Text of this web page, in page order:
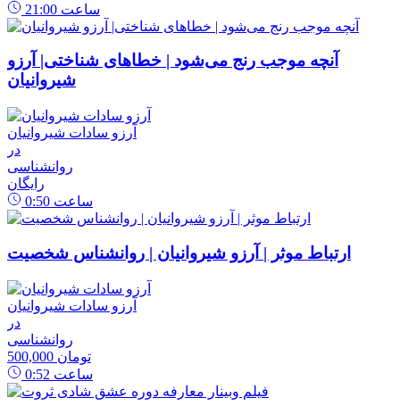
21:00 ساعت
آنچه موجب رنج می‌شود | خطاهای شناختی| آرزو
شیروانیان
آرزو سادات شیروانیان
در
روانشناسی
رایگان
0:50 ساعت
ارتباط موثر | آرزو شیروانیان | روانشناس شخصیت
آرزو سادات شیروانیان
در
روانشناسی
500,000 تومان
0:52 ساعت